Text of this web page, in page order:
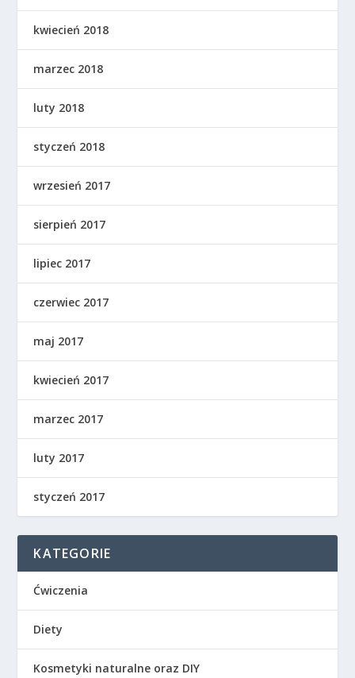
kwiecień 2018
marzec 2018
luty 2018
styczeń 2018
wrzesień 2017
sierpień 2017
lipiec 2017
czerwiec 2017
maj 2017
kwiecień 2017
marzec 2017
luty 2017
styczeń 2017
KATEGORIE
Ćwiczenia
Diety
Kosmetyki naturalne oraz DIY